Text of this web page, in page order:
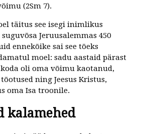
(2Sm 7).
täitus see isegi inimlikus
Jeruusalemmas 450
ennekõike sai see tõeks
moel: sadu aastaid pärast
oli oma võimu kaotanud,
ning Jeesus Kristus,
oma Isa troonile.
kalamehed